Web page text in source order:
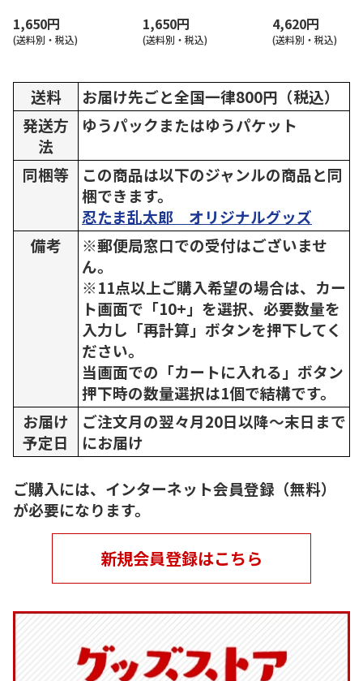
1,650円
(送料別・税込)
1,650円
(送料別・税込)
4,620円
(送料別・税込)
送料
お届け先ごと全国一律800円（税込）
発送方
法
ゆうパックまたはゆうパケット
同梱等
この商品は以下のジャンルの商品と同
梱できます。
忍たま乱太郎 オリジナルグッズ
備考
※郵便局窓口での受付はございませ
ん。
※11点以上ご購入希望の場合は、カー
ト画面で「10+」を選択、必要数量を
入力し「再計算」ボタンを押下してく
ださい。
当画面での「カートに入れる」ボタン
押下時の数量選択は1個で結構です。
お届け
予定日
ご注文月の翌々月20日以降～末日まで
にお届け
ご購入には、インターネット会員登録（無料）
が必要になります。
新規会員登録はこちら